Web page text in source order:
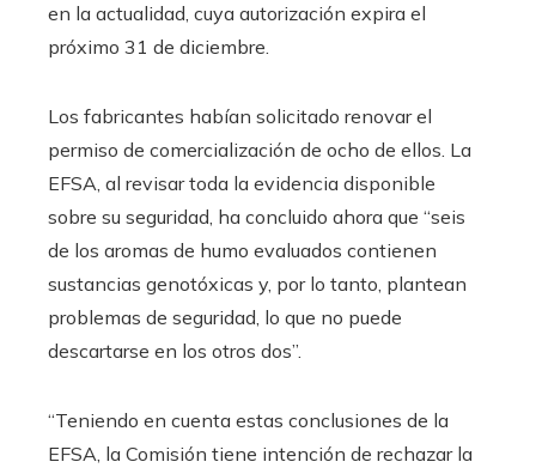
en la actualidad, cuya autorización expira el
próximo 31 de diciembre.
Los fabricantes habían solicitado renovar el
permiso de comercialización de ocho de ellos. La
EFSA, al revisar toda la evidencia disponible
sobre su seguridad, ha concluido ahora que “seis
de los aromas de humo evaluados contienen
sustancias genotóxicas y, por lo tanto, plantean
problemas de seguridad, lo que no puede
descartarse en los otros dos”.
“Teniendo en cuenta estas conclusiones de la
EFSA, la Comisión tiene intención de rechazar la